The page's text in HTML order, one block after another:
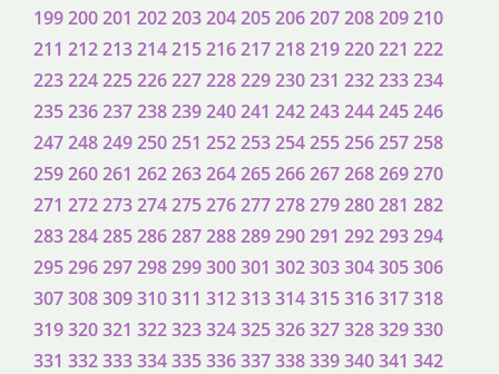
199200201 202203204205206207208209210
211 212213214215216217218219220221 222
223224225226227228229230231 232233234
235236237238239240241 242243244245246
247248249250251 252253254255256257258
259260261 262263264265266267268269270
271 272273274275276277278279280281 282
283284285286287288289290291 292293294
295296297298299300301 302303304305306
307308309310311 312313314315316317318
319320321 322323324325326327328329330
331 332333334335336337338339340341 342